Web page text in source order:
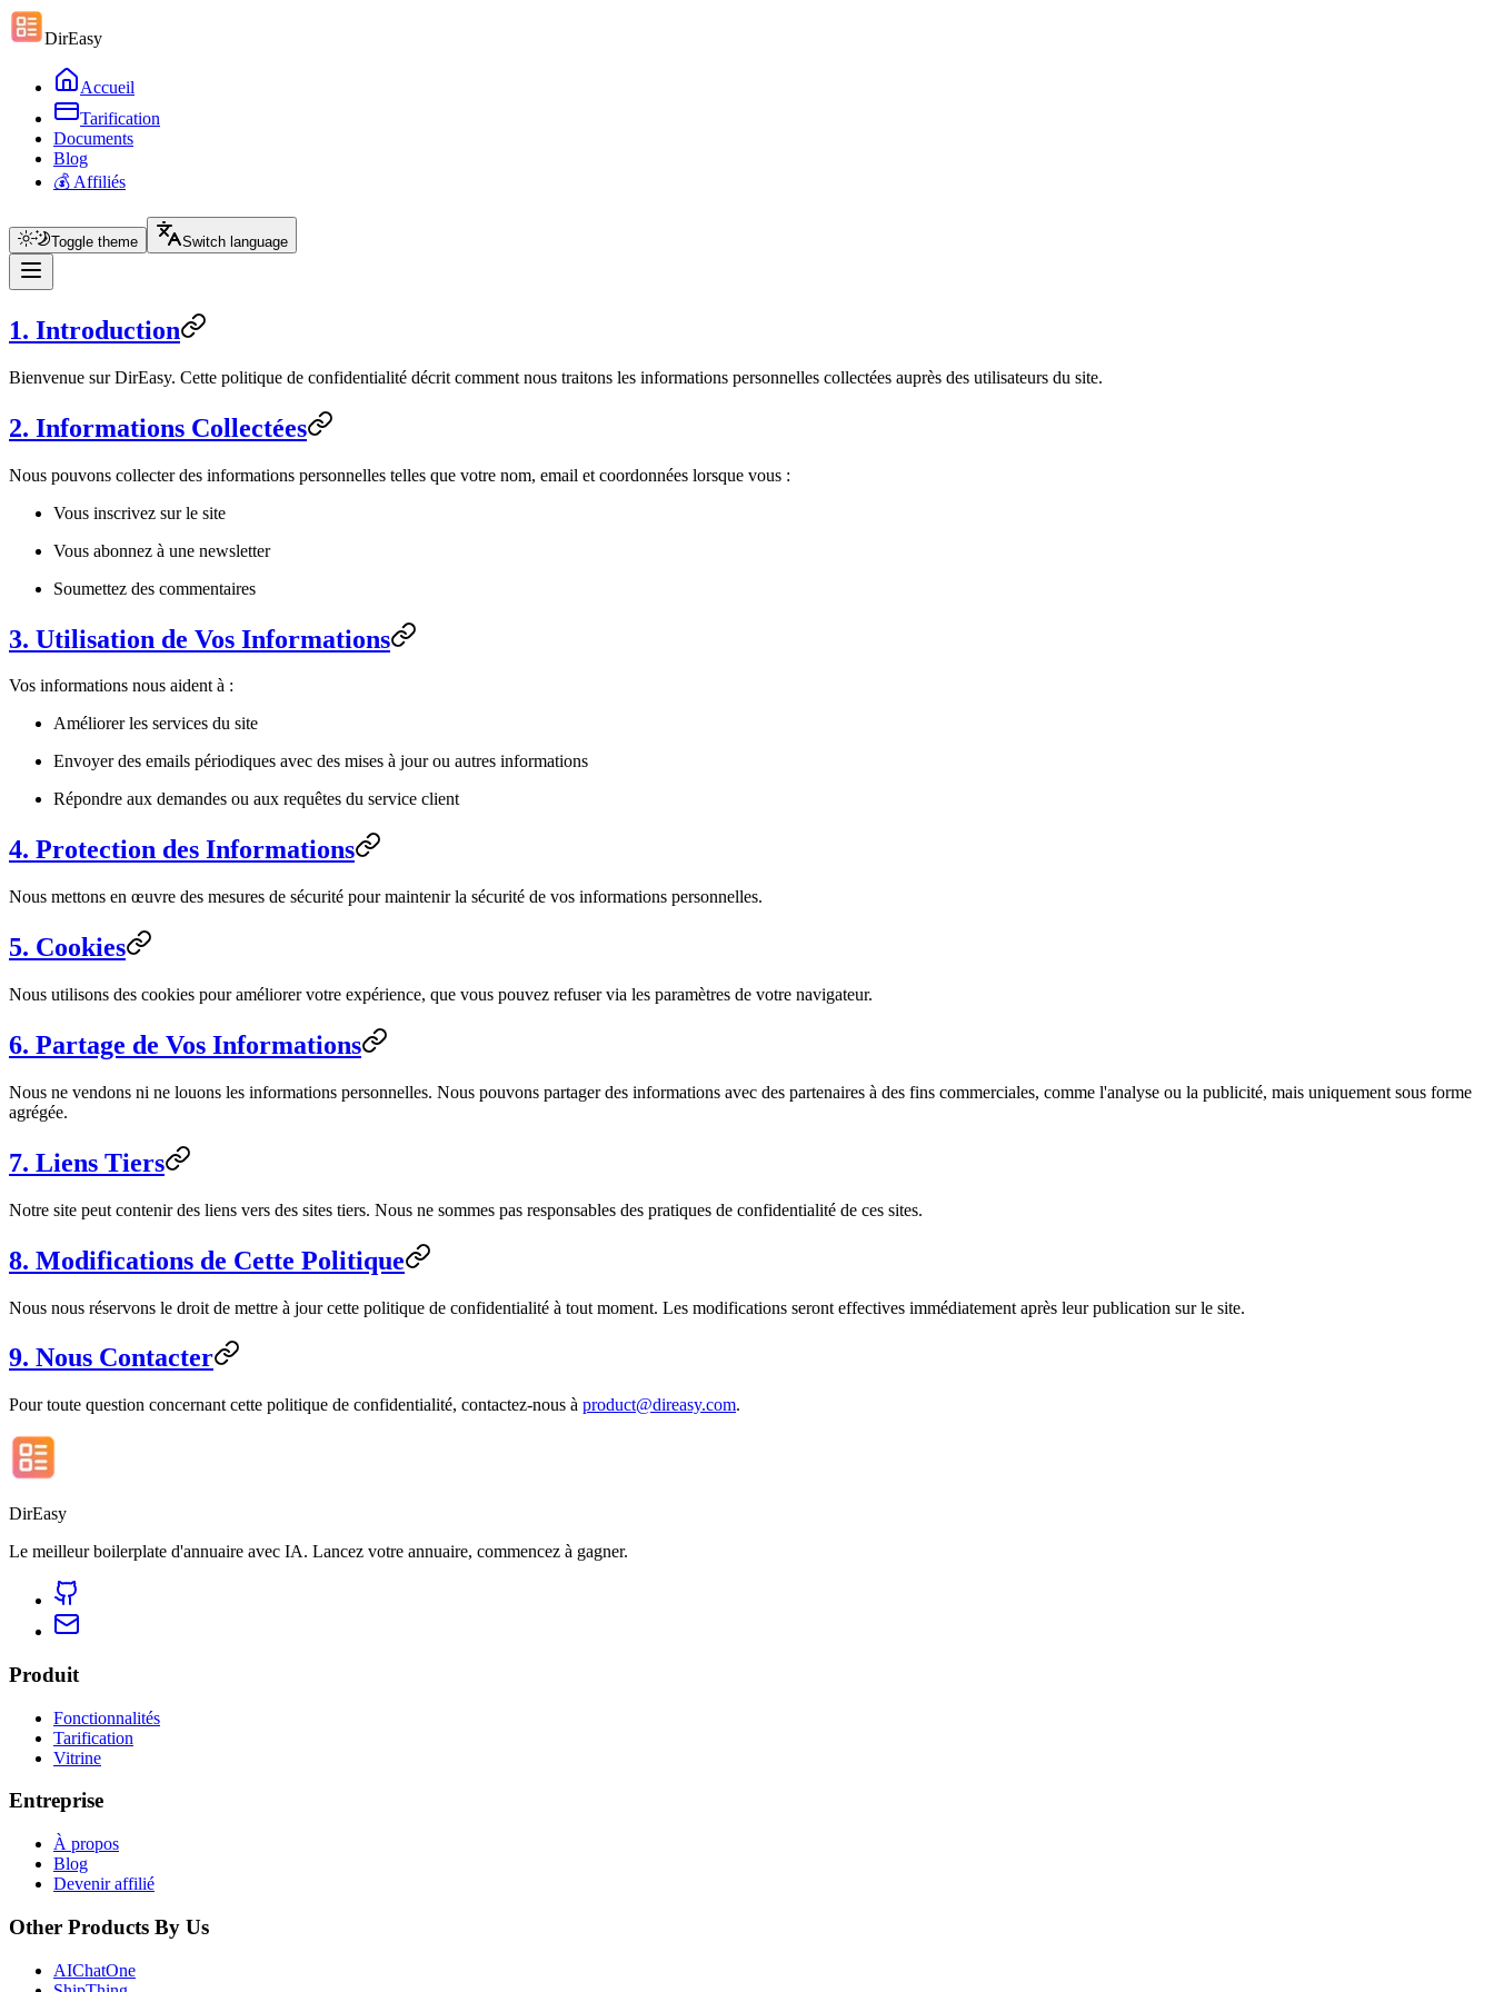
DirEasy
Accueil
Tarification
Documents
Blog
💰 Affiliés
Toggle theme Switch language
1. Introduction
Bienvenue sur DirEasy. Cette politique de confidentialité décrit comment nous traitons les informations personnelles collectées auprès des utilisateurs du site.
2. Informations Collectées
Nous pouvons collecter des informations personnelles telles que votre nom, email et coordonnées lorsque vous :
Vous inscrivez sur le site
Vous abonnez à une newsletter
Soumettez des commentaires
3. Utilisation de Vos Informations
Vos informations nous aident à :
Améliorer les services du site
Envoyer des emails périodiques avec des mises à jour ou autres informations
Répondre aux demandes ou aux requêtes du service client
4. Protection des Informations
Nous mettons en œuvre des mesures de sécurité pour maintenir la sécurité de vos informations personnelles.
5. Cookies
Nous utilisons des cookies pour améliorer votre expérience, que vous pouvez refuser via les paramètres de votre navigateur.
6. Partage de Vos Informations
Nous ne vendons ni ne louons les informations personnelles. Nous pouvons partager des informations avec des partenaires à des fins commerciales, comme l'analyse ou la publicité, mais uniquement sous forme
agrégée.
7. Liens Tiers
Notre site peut contenir des liens vers des sites tiers. Nous ne sommes pas responsables des pratiques de confidentialité de ces sites.
8. Modifications de Cette Politique
Nous nous réservons le droit de mettre à jour cette politique de confidentialité à tout moment. Les modifications seront effectives immédiatement après leur publication sur le site.
9. Nous Contacter
Pour toute question concernant cette politique de confidentialité, contactez-nous à product@direasy.com.
DirEasy
Le meilleur boilerplate d'annuaire avec IA. Lancez votre annuaire, commencez à gagner.
Produit
Fonctionnalités
Tarification
Vitrine
Entreprise
À propos
Blog
Devenir affilié
Other Products By Us
AIChatOne